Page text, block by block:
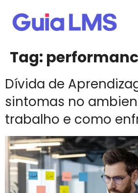
Tag:
Dívida de
sintomas no
trabalho e como